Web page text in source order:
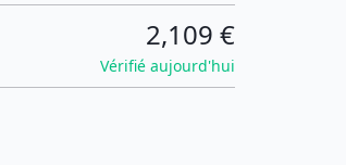
2,109 €
Vérifié aujourd'hui